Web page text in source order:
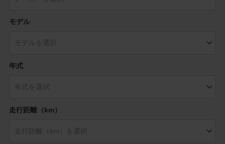
モデル
年式
走行距離（km）